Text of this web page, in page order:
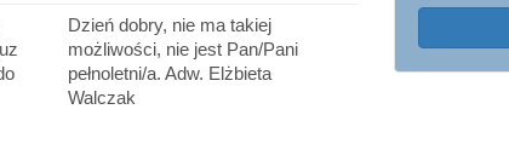
Dzień dobry, nie ma takiej
możliwości, nie jest Pan/Pani
pełnoletni/a. Adw. Elżbieta
Walczak